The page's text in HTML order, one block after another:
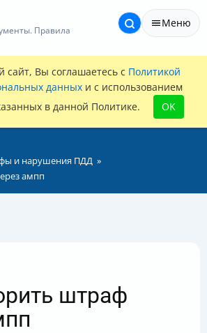
Правила
Меню
Вы соглашаетесь с Политикой
данных и с использованием
в данной Политике.
OK
и нарушения ПДД
ампп
штраф